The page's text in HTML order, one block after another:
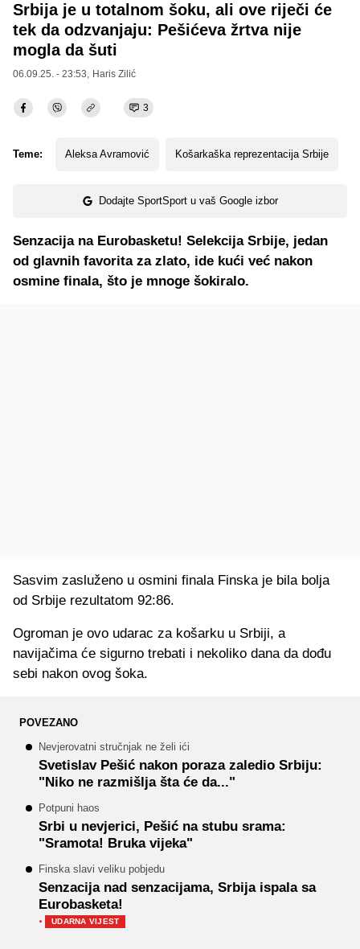
Srbija je u totalnom šoku, ali ove riječi će
tek da odzvanjaju: Pešićeva žrtva nije
mogla da šuti
06.09.25. - 23:53, Haris Zilić
3
Teme: Aleksa Avramović Košarkaška reprezentacija Srbije
Dodajte SportSport u vaš Google izbor
Senzacija na Eurobasketu! Selekcija Srbije, jedan
od glavnih favorita za zlato, ide kući već nakon
osmine finala, što je mnoge šokiralo.
Sasvim zasluženo u osmini finala Finska je bila bolja
od Srbije rezultatom 92:86.
Ogroman je ovo udarac za košarku u Srbiji, a
navijačima će sigurno trebati i nekoliko dana da dođu
sebi nakon ovog šoka.
POVEZANO
Nevjerovatni stručnjak ne želi ići
Svetislav Pešić nakon poraza zaledio Srbiju:
"Niko ne razmišlja šta će da..."
Potpuni haos
Srbi u nevjerici, Pešić na stubu srama:
"Sramota! Bruka vijeka"
Finska slavi veliku pobjedu
Senzacija nad senzacijama, Srbija ispala sa
Eurobasketa!
· UDARNA VIJEST